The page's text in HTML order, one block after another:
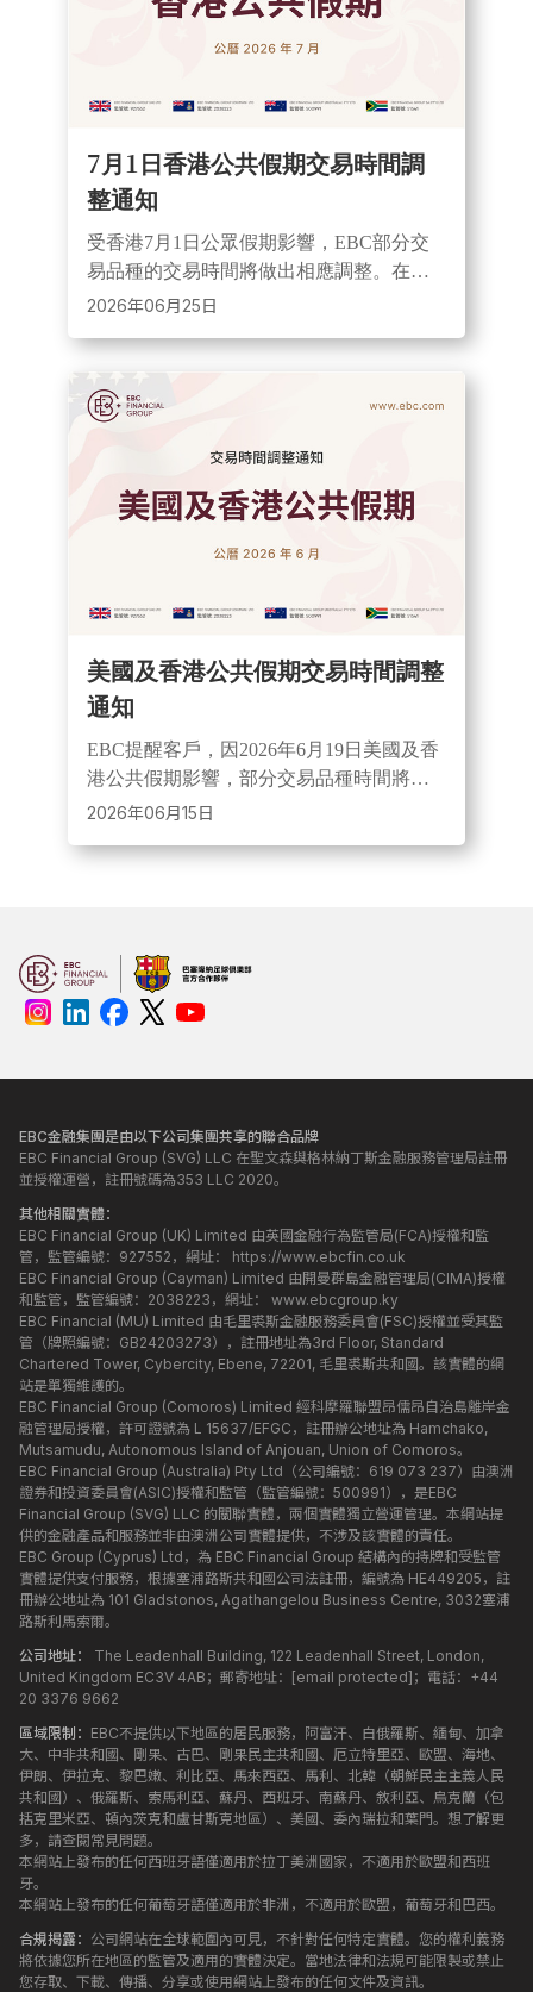
7月1日香港公共假期交易時間調
整通知
受香港7月1日公眾假期影響，EBC部分交
易品種的交易時間將做出相應調整。在此
期間，市場流動性可能減弱、點差或出現
2026年06月25日
美國及香港公共假期交易時間調整
通知
EBC提醒客戶，因2026年6月19日美國及香
港公共假期影響，部分交易品種時間將調
整。期間市場或出現點差擴大、流動性降
2026年06月15日
EBC金融集團是由以下公司集團共享的聯合品牌
EBC Financial Group (SVG) LLC 在聖文森與格林納丁斯金融服務管理局註冊
並授權運營，註冊號碼為353 LLC 2020。
其他相關實體：
EBC Financial Group (UK) Limited 由英國金融行為監管局(FCA)授權和監
管，監管編號：927552，網址： https://www.ebcfin.co.uk
EBC Financial Group (Cayman) Limited 由開曼群島金融管理局(CIMA)授權
和監管，監管編號：2038223，網址： www.ebcgroup.ky
EBC Financial (MU) Limited 由毛里裘斯金融服務委員會(FSC)授權並受其監
管（牌照編號：GB24203273），註冊地址為3rd Floor, Standard
Chartered Tower, Cybercity, Ebene, 72201, 毛里裘斯共和國。該實體的網
站是單獨維護的。
EBC Financial Group (Comoros) Limited 經科摩羅聯盟昂儒昂自治島離岸金
融管理局授權，許可證號為 L 15637/EFGC，註冊辦公地址為 Hamchako,
Mutsamudu, Autonomous Island of Anjouan, Union of Comoros。
EBC Financial Group (Australia) Pty Ltd（公司編號：619 073 237）由澳洲
證券和投資委員會(ASIC)授權和監管（監管編號：500991），是EBC
Financial Group (SVG) LLC 的關聯實體，兩個實體獨立營運管理。本網站提
供的金融產品和服務並非由澳洲公司實體提供，不涉及該實體的責任。
EBC Group (Cyprus) Ltd，為 EBC Financial Group 結構內的持牌和受監管
實體提供支付服務，根據塞浦路斯共和國公司法註冊，編號為 HE449205，註
冊辦公地址為 101 Gladstonos, Agathangelou Business Centre, 3032塞浦
路斯利馬索爾。
公司地址： The Leadenhall Building, 122 Leadenhall Street, London,
United Kingdom EC3V 4AB；郵寄地址：
[email protected] ；電話：+44
20 3376 9662
區域限制： EBC不提供以下地區的居民服務，阿富汗、白俄羅斯、緬甸、加拿
大、中非共和國、剛果、古巴、剛果民主共和國、厄立特里亞、歐盟、海地、
伊朗、伊拉克、黎巴嫩、利比亞、馬來西亞、馬利、北韓（朝鮮民主主義人民
共和國）、俄羅斯、索馬利亞、蘇丹、西班牙、南蘇丹、敘利亞、烏克蘭（包
括克里米亞、頓內茨克和盧甘斯克地區）、美國、委內瑞拉和葉門。想了解更
多，請查閱常見問題。
本網站上發布的任何西班牙語僅適用於拉丁美洲國家，不適用於歐盟和西班
牙。
本網站上發布的任何葡萄牙語僅適用於非洲，不適用於歐盟，葡萄牙和巴西。
合規揭露： 公司網站在全球範圍內可見，不針對任何特定實體。您的權利義務
將依據您所在地區的監管及適用的實體決定。當地法律和法規可能限製或禁止
您存取、下載、傳播、分享或使用網站上發布的任何文件及資訊。